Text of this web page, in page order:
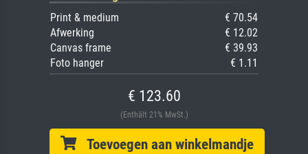
Print & medium
€ 70.54
Afwerking
€ 12.02
Canvas frame
€ 39.93
Foto hanger
€ 1.11
€ 123.60
(Enthält 21% MwSt.)
Toevoegen aan winkelmandje